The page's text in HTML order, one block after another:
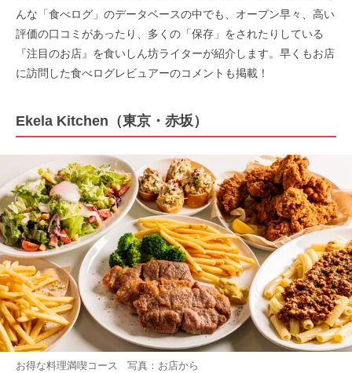
んな「食べログ」のデータベースの中でも、オープン早々、高い
評価の口コミがあったり、多くの「保存」をされたりしている
『注目のお店』を食いしん坊ライターが紹介します。早くもお店
に訪問した食べログレビュアーのコメントも掲載！
Ekela Kitchen（東京・赤坂）
お得な料理満喫コース 写真：お店から